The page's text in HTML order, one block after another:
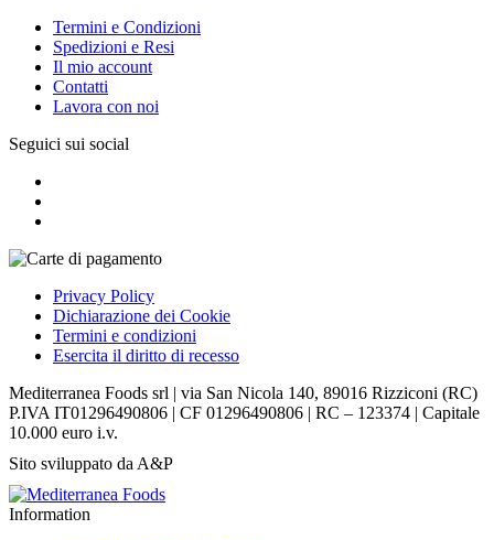
Termini e Condizioni
Spedizioni e Resi
Il mio account
Contatti
Lavora con noi
Seguici sui social
Privacy Policy
Dichiarazione dei Cookie
Termini e condizioni
Esercita il diritto di recesso
Mediterranea Foods srl | via San Nicola 140, 89016 Rizziconi (RC)
P.IVA IT01296490806 | CF 01296490806 | RC – 123374 | Capitale
10.000 euro i.v.
Sito sviluppato da A&P
Information